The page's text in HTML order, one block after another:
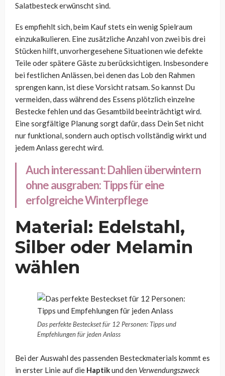
Salatbesteck erwünscht sind.
Es empfiehlt sich, beim Kauf stets ein wenig Spielraum
einzukalkulieren. Eine zusätzliche Anzahl von zwei bis drei
Stücken hilft, unvorhergesehene Situationen wie defekte
Teile oder spätere Gäste zu berücksichtigen. Insbesondere
bei festlichen Anlässen, bei denen das Lob den Rahmen
sprengen kann, ist diese Vorsicht ratsam. So kannst Du
vermeiden, dass während des Essens plötzlich einzelne
Bestecke fehlen und das Gesamtbild beeinträchtigt wird.
Eine sorgfältige Planung sorgt dafür, dass Dein Set nicht
nur funktional, sondern auch optisch vollständig wirkt und
jedem Anlass gerecht wird.
Auch interessant:Dahlien überwintern
ohne ausgraben: Tipps für eine
erfolgreiche Winterpflege
Material: Edelstahl,
Silber oder Melamin
wählen
Das perfekte Besteckset für 12 Personen: Tipps und
Empfehlungen für jeden Anlass
Bei der Auswahl des passenden Besteckmaterials kommt es
in erster Linie auf die Haptikund den Verwendungszweck